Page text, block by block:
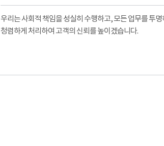
우리는 사회적 책임을 성실히 수행하고, 모든 업무를 투명
청렴하게 처리하여 고객의 신뢰를 높이겠습니다.